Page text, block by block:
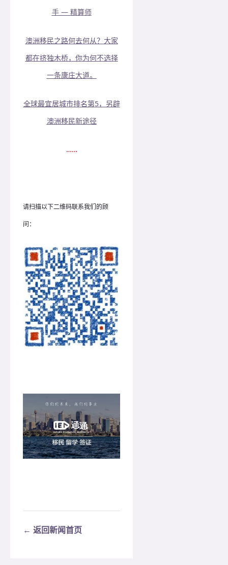
手 — 精算师
澳洲移民之路何去何从？大家
都在挤独木桥，你为何不选择
一条康庄大道。
全球最宜居城市排名第5，另辟
澳洲移民新途径
……
请扫描以下二维码联系我们的顾
问：
← 返回新闻首页